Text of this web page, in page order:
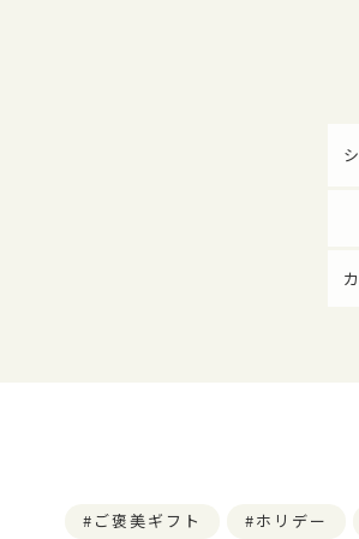
ご褒美ギフト ホリデー